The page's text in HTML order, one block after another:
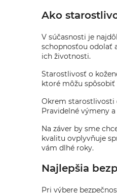
Ako
V súčasnosti je
schopnosťou odolať
ich životnosti.
Starostlivosť o
ktoré môžu spôsobiť
Okrem starostlivosti
Pravidelné výmeny
Na záver by sme
kvalitu ovplyvňuje
vám dlhé roky.
Najlepšia
Pri výbere